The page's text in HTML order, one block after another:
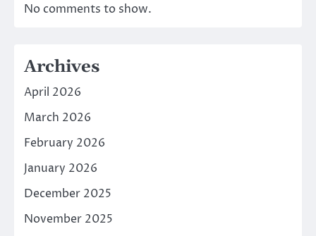
No comments to show.
Archives
April 2026
March 2026
February 2026
January 2026
December 2025
November 2025